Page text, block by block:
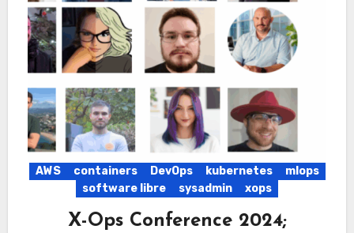
AWS containers DevOps kubernetes
mlops
software libre
sysadmin xops
X-Ops Conference 2024;